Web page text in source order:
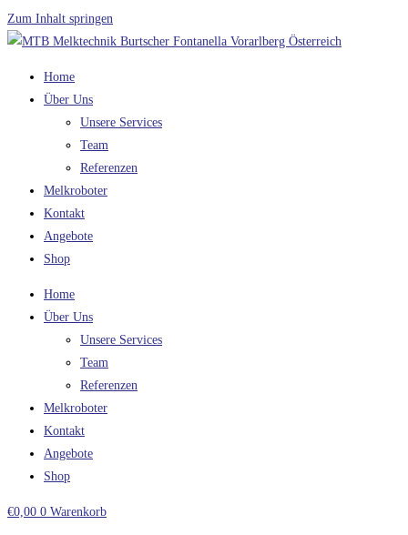
Zum Inhalt springen
Home
Über Uns
Unsere Services
Team
Referenzen
Melkroboter
Kontakt
Angebote
Shop
Home
Über Uns
Unsere Services
Team
Referenzen
Melkroboter
Kontakt
Angebote
Shop
€0,00 0 Warenkorb